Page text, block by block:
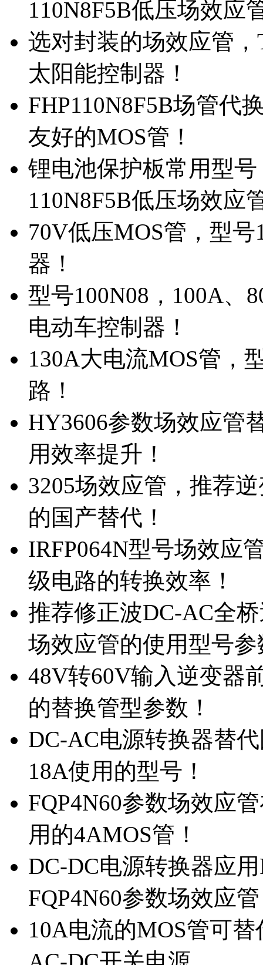
110N8F5B低压场效应
选对封装的场效应管
太阳能控制器！
FHP110N8F5B场管代
友好的MOS管！
锂电池保护板常用型
110N8F5B低压场效应
70V低压MOS管，型
器！
型号100N08，100A、
电动车控制器！
130A大电流MOS管，
路！
HY3606参数场效应管
用效率提升！
3205场效应管，推荐
的国产替代！
IRFP064N型号场效应
级电路的转换效率！
推荐修正波DC-AC全
场效应管的使用型号参
48V转60V输入逆变器
的替换管型参数！
DC-AC电源转换器替
18A使用的型号！
FQP4N60参数场效应
用的4AMOS管！
DC-DC电源转换器应
FQP4N60参数场效应
10A电流的MOS管可